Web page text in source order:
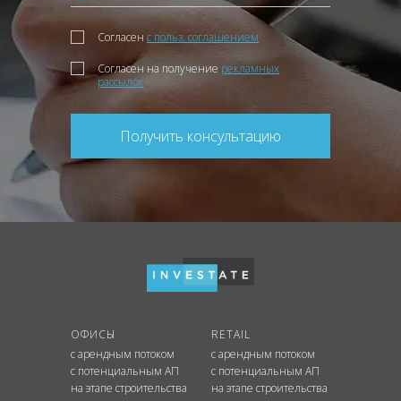
Согласен с польз. соглашением
Согласен на получение рекламных
рассылок
Получить консультацию
ОФИСЫ
с арендным потоком
с потенциальным АП
на этапе строительства
RETAIL
с арендным потоком
с потенциальным АП
на этапе строительства